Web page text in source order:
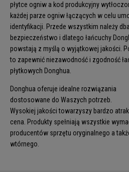
płytce ogniw a kod produkcyjny
każdej parze ogniw łączących w celu
identyfikacji. Przede wszystkim należy
bezpieczeństwo i dlatego łańcuchy
powstają z myślą o wyjątkowej jakości.
to zapewnić niezawodność i zgodność
płytkowych Donghua.
Donghua oferuje idealne rozwiązania
dostosowane do Waszych potrzeb.
Wysokiej jakości towarzyszy bardzo
cena. Produkty spełniają wszystkie
producentów sprzętu oryginalnego a
wtórnego.